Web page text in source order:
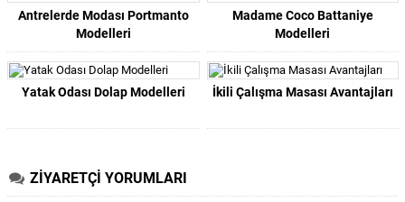
Antrelerde Modası Portmanto
Modelleri
Madame Coco Battaniye
Modelleri
Yatak Odası Dolap Modelleri İkili Çalışma Masası Avantajları
ZİYARETÇİ YORUMLARI